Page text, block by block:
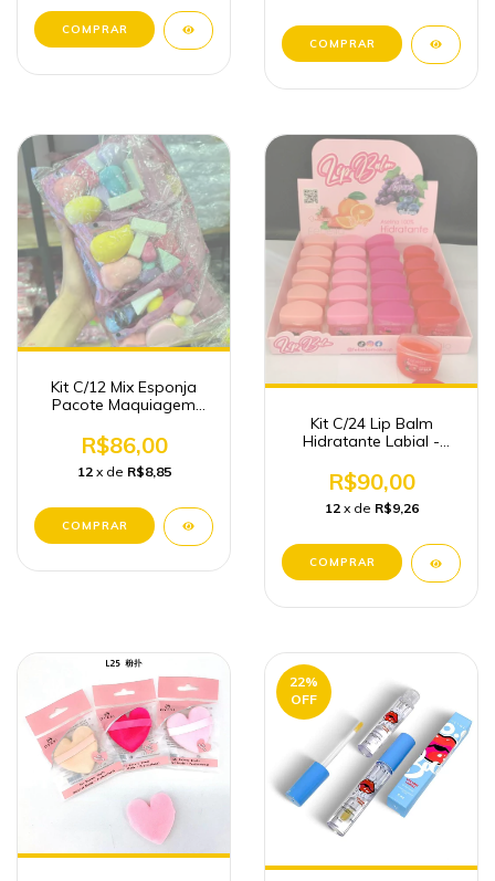
Kit C/12 Mix Esponja
Pacote Maquiagem
R$86,00
12 x de R$8,85
Kit C/24 Lip Balm
Hidratante Labial -
R$90,00
12 x de R$9,26
22%
OFF